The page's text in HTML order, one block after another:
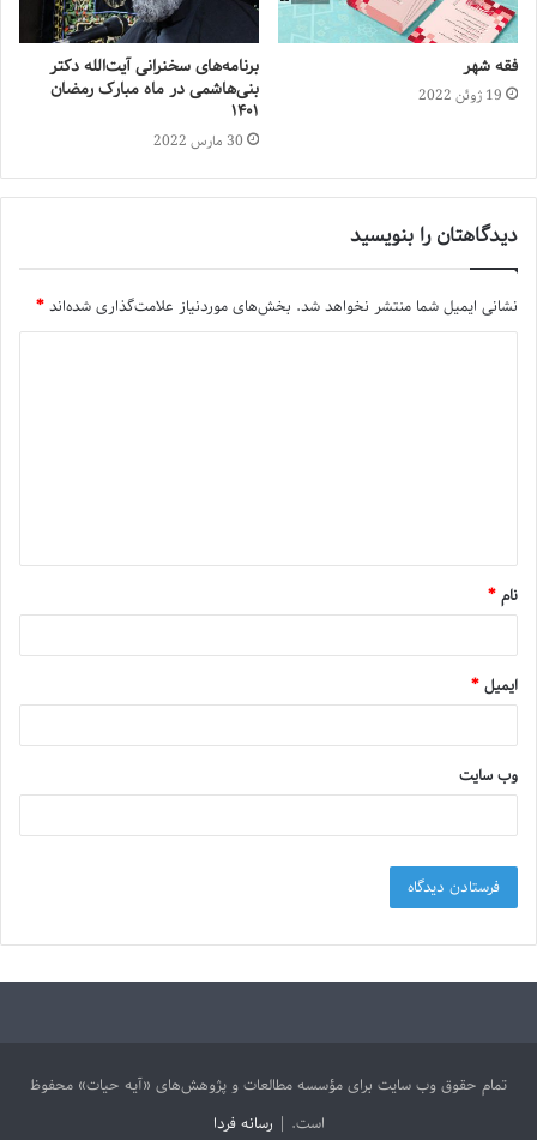
فقه شهر
19 ژوئن 2022
برنامه‌های سخنرانی آیت‌الله دکتر
بنی‌هاشمی در ماه مبارک رمضان
۱۴۰۱
30 مارس 2022
دیدگاهتان را بنویسید
نشانی ایمیل شما منتشر نخواهد شد. بخش‌های موردنیاز علامت‌گذاری شده‌اند*
نام*
ایمیل*
وب‌ سایت
تمام حقوق وب سایت برای مؤسسه مطالعات و پژوهش‌های «آیه حیات» محفوظ
است. | رسانه فردا